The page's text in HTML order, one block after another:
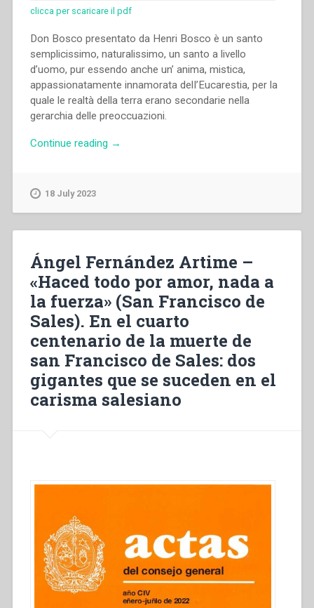
clicca per scaricare il pdf
Don Bosco presentato da Henri Bosco è un santo
semplicissimo, naturalissimo, un santo a livello
d’uomo, pur essendo anche un’ anima, mistica,
appassionatamente innamorata delI’Eucarestia, per la
quale le realtà della terra erano secondarie nella
gerarchia delle preoccuazioni.
Continue reading “Henri
→
18 July 2023
Ángel Fernández Artime –
«Haced todo por amor, nada a
la fuerza» (San Francisco de
Sales). En el cuarto
centenario de la muerte de
san Francisco de Sales: dos
gigantes que se suceden en el
carisma salesiano